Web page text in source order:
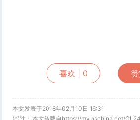
喜欢 | 0
本文发表于2018年02月10日 16:31
(c)注：本文转载自https://my.oschina.net/